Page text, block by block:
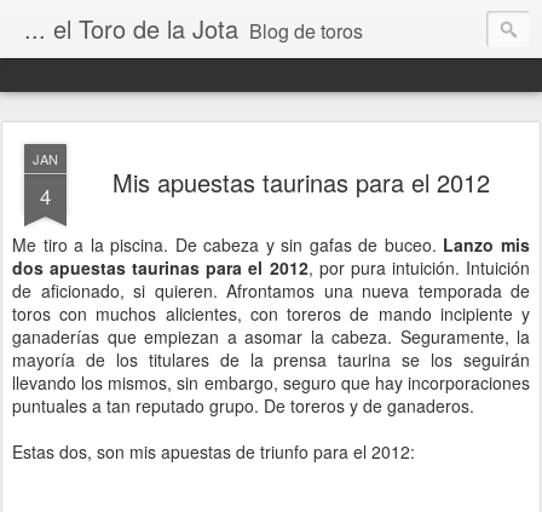
... el Toro de la Jota Blog de toros
JAN
4 Mis apuestas taurinas para el 2012
Me tiro a la piscina. De cabeza y sin gafas de buceo. Lanzo mis
dos apuestas taurinas para el 2012, por pura intuición. Intuición
de aficionado, si quieren. Afrontamos una nueva temporada de
toros con muchos alicientes, con toreros de mando incipiente y
ganaderías que empiezan a asomar la cabeza. Seguramente, la
mayoría de los titulares de la prensa taurina se los seguirán
llevando los mismos, sin embargo, seguro que hay incorporaciones
puntuales a tan reputado grupo. De toreros y de ganaderos.
Estas dos, son mis apuestas de triunfo para el 2012: